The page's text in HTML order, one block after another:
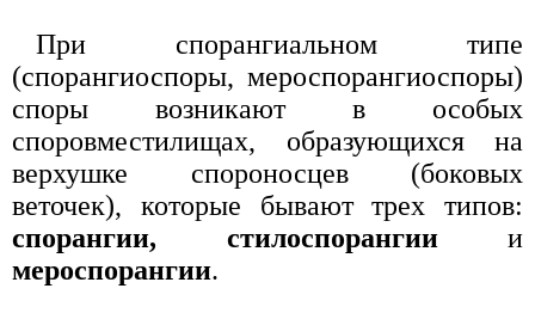
При спорангиальном типе
(спорангиоспоры, мероспорангиоспоры)
споры возникают в особых
споровместилищах, образующихся на
верхушке спороносцев (боковых
веточек), которые бывают трех типов:
спорангии, стилоспорангиии
мероспорангии.